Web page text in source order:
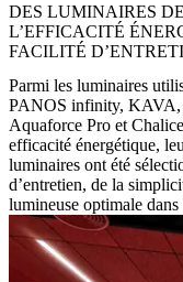
DES LUMINAIRES
L’EFFICACITÉ
FACILITÉ
Parmi les luminaires
PANOS infinity, KAVA,
Aquaforce Pro et
efficacité énergétique,
luminaires ont été
d’entretien, de la
lumineuse optimale